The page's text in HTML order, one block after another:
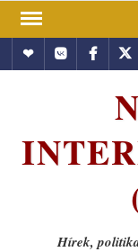
Skip
contentHundubVkontakte
Hírek,